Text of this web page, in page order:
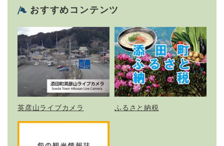
おすすめコンテンツ
英彦山ライブカメラ ふるさと納税